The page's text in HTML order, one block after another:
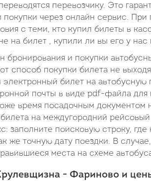
перевозчику. Это
покупки через онлайн сервис. При
с теми, кто купил билеты в
на билет , купили ли вы его у
бронирования и покупки
способ покупки билета не
билет на автобусную
почты в виде pdf-файла для
время посадочным документом
билета на междугородний
заполните поисковую строку, где
же точную дату поездки. В
места на схеме
- Фариново и